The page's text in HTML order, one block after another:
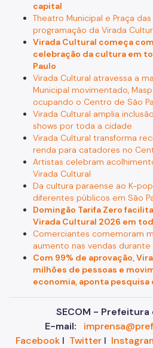
capital
Theatro Municipal e Praça
programação da Virada
Virada Cultural começa
celebração da cultura em
Paulo
Virada Cultural atravessa a
Municipal movimentado,
ocupando o Centro de São
Virada Cultural amplia
shows por toda a cidade
Virada Cultural transforma
renda para catadores no
Artistas celebram
Virada Cultural
Da cultura paraense ao K-
diferentes públicos em São
Domingão Tarifa Zero
Virada Cultural 2026 em
Comerciantes comemoram
aumento nas vendas durante
Com 99% de aprovação,
milhões de pessoas e
economia, aponta pesquisa
SECOM - Prefeitura
E-mail:
FacebookI TwitterI